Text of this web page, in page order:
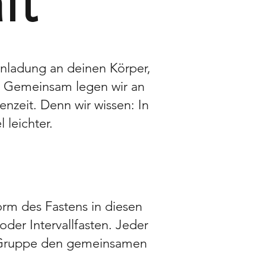
an deinen Körper,
legen wir an
Denn wir wissen: In
leichter.
des Fastens in diesen
Intervallfasten. Jeder
den gemeinsamen